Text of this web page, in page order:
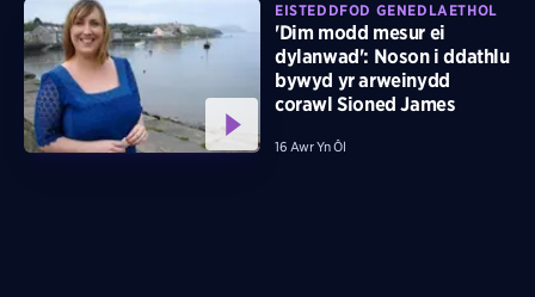
EISTEDDFOD GENEDLAETHOL
'Dim modd mesur ei
dylanwad': Noson i ddathlu
bywyd yr arweinydd
corawl Sioned James
16 Awr Yn Ôl